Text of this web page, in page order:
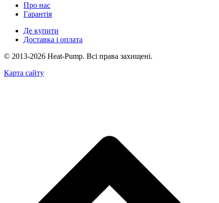
Про нас
Гарантія
Де купити
Доставка і оплата
© 2013-2026 Heat-Pump. Всі права захищені.
Карта сайту